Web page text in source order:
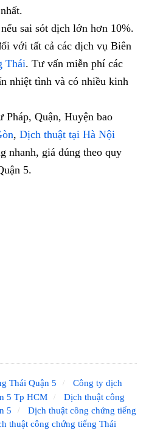
sai sót dịch lớn hơn 10%.
với tất cả các dịch vụ Biên
Thái. Tư vấn miễn phí các
nhiệt tình và có nhiều kinh
Pháp, Quận, Huyện bao
, Dịch thuật tại Hà Nội
nhanh, giá đúng theo quy
5.
Thái Quận 5
Công ty dịch
5 Tp HCM
Dịch thuật công
5
Dịch thuật công chứng tiếng
thuật công chứng tiếng Thái